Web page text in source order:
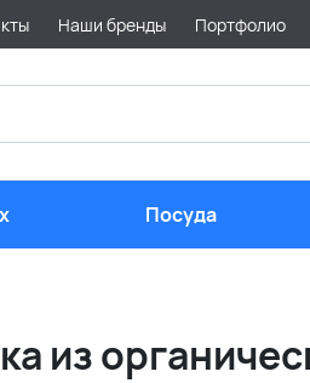
Наши бренды Портфолио
Посуда
из